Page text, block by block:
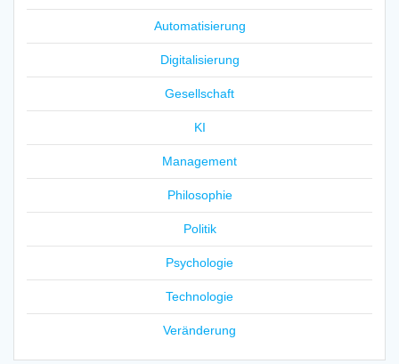
Automatisierung
Digitalisierung
Gesellschaft
KI
Management
Philosophie
Politik
Psychologie
Technologie
Veränderung